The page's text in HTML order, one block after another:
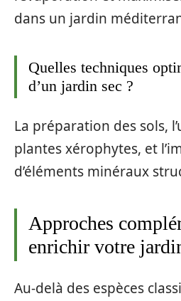
dans un jardin
Quelles techniques
d’un jardin sec ?
La préparation des sols,
plantes xérophytes, et
d’éléments minéraux
Approches
enrichir votre
Au-delà des espèces